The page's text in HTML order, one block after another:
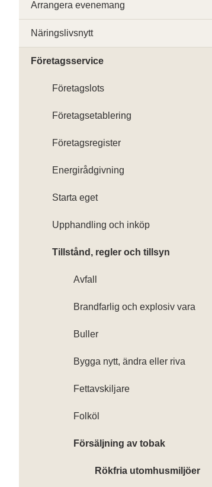
Arrangera evenemang
Näringslivsnytt
Företagsservice
Företagslots
Företagsetablering
Företagsregister
Energirådgivning
Starta eget
Upphandling och inköp
Tillstånd, regler och tillsyn
Avfall
Brandfarlig och explosiv vara
Buller
Bygga nytt, ändra eller riva
Fettavskiljare
Folköl
Försäljning av tobak
Rökfria utomhusmiljöer